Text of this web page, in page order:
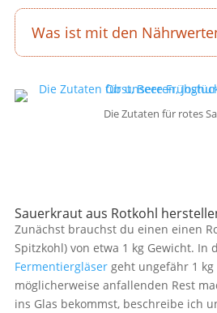
Was ist mit den
Die Zutaten für rotes
Sauerkraut aus Rotkohl
Zunächst brauchst du einen einen
Spitzkohl) von etwa 1 kg Gewicht. In
Fermentiergläsergeht ungefähr 1 kg
möglicherweise anfallenden Rest
ins Glas bekommst, beschreibe ich